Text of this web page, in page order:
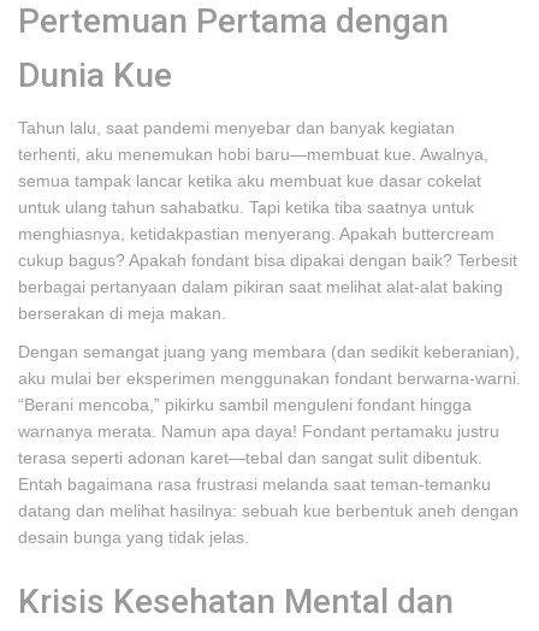
Pertemuan Pertama dengan
Dunia Kue
Tahun lalu, saat pandemi menyebar dan banyak kegiatan
terhenti, aku menemukan hobi baru—membuat kue. Awalnya,
semua tampak lancar ketika aku membuat kue dasar cokelat
untuk ulang tahun sahabatku. Tapi ketika tiba saatnya untuk
menghiasnya, ketidakpastian menyerang. Apakah buttercream
cukup bagus? Apakah fondant bisa dipakai dengan baik? Terbesit
berbagai pertanyaan dalam pikiran saat melihat alat-alat baking
berserakan di meja makan.
Dengan semangat juang yang membara (dan sedikit keberanian),
aku mulai ber eksperimen menggunakan fondant berwarna-warni.
“Berani mencoba,” pikirku sambil menguleni fondant hingga
warnanya merata. Namun apa daya! Fondant pertamaku justru
terasa seperti adonan karet—tebal dan sangat sulit dibentuk.
Entah bagaimana rasa frustrasi melanda saat teman-temanku
datang dan melihat hasilnya: sebuah kue berbentuk aneh dengan
desain bunga yang tidak jelas.
Krisis Kesehatan Mental dan